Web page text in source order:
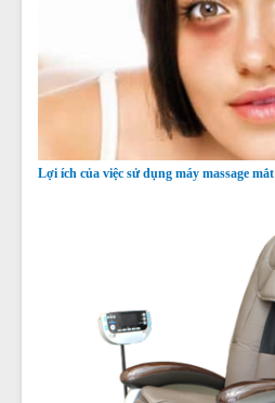
Lợi ích của việc sử dụng máy massage mắt